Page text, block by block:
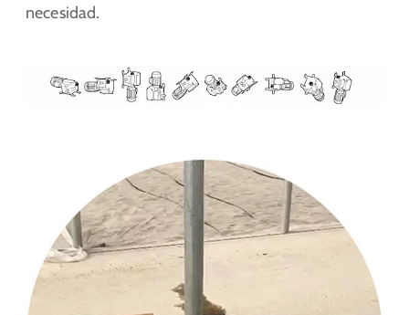
Show larger version for:
necesidad.